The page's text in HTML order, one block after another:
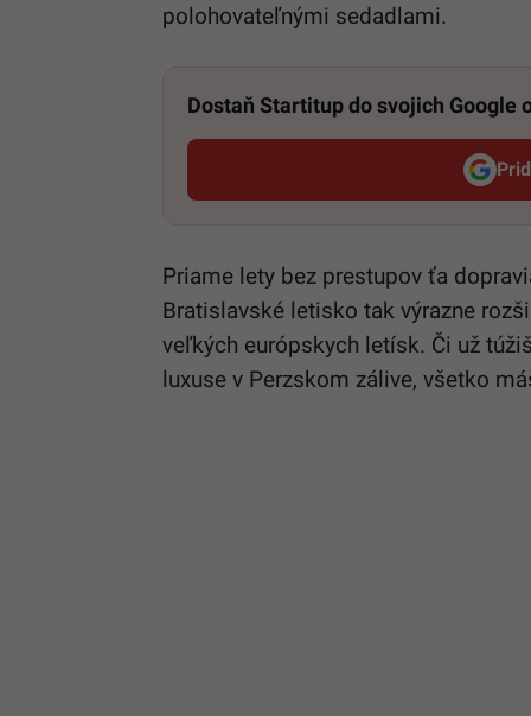
polohovateľnými sedadlami.
Dostaň Startitup do svojich Google
Priame lety bez prestupov ťa
Bratislavské letisko tak výrazne
veľkých európskych letísk. Či už
luxuse v Perzskom zálive, všetko